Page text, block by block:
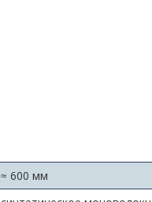
≈ 600 мм